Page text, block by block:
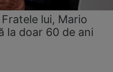
lui, Mario
la doar 60 de ani